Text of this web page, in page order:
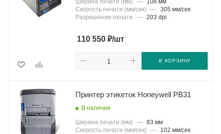
Ширина печати (мм) —
108 мм
Скорость печати (мм/сек)
— 305 мм/сек
Разрешение печати
— 203 dpi
110 550 ₽/шт
В КОРЗИНУ
Принтер этикеток Honeywell PB31
В наличии
Ширина печати (мм) — 83 мм
Скорость печати (мм/сек)
—
102 мм/сек